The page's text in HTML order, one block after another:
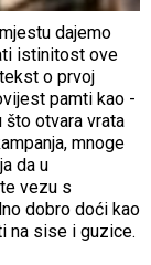
dajemo
istinitost ove
o prvoj
pamti kao -
otvara vrata
mnoge
da u
vezu s
dobro doći kao
na sise i guzice.